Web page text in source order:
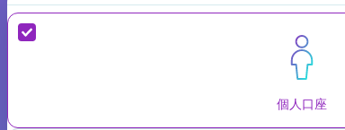
個人口座